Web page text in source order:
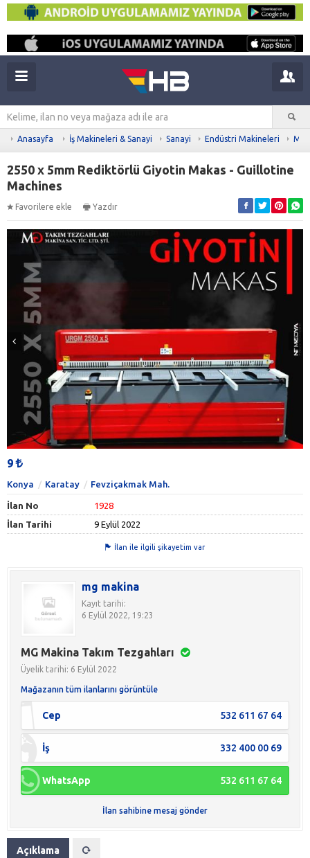
Anasayfa İş Makineleri & Sanayi Sanayi Endüstri Makineleri
2550 x 5mm Rediktörlü Giyotin Makas - Guillotine
Machines
Favorilere ekle Yazdır
9
Konya Karatay Fevziçakmak Mah.
İlan No
1928
İlan Tarihi
9 Eylül 2022
İlan ile ilgili şikayetim var
mg makina
Kayıt tarihi:
6 Eylül 2022, 19:23
MG Makina Takım Tezgahları
Üyelik tarihi: 6 Eylül 2022
Mağazanın tüm ilanlarını görüntüle
Cep 532 611 67 64
İş 332 400 00 69
WhatsApp 532 611 67 64
İlan sahibine mesaj gönder
Açıklama